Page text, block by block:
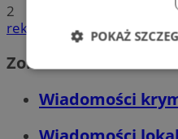
2
reklama
Zobacz również
Wiadomości
POKAŻ
Niezbędne